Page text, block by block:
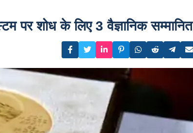
पर शोध के लिए 3 वैज्ञानिक सम्मानित